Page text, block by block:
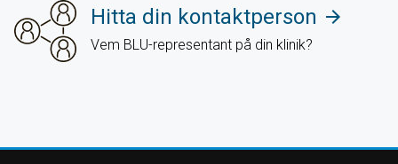
Hitta din kontaktperson arrow_forward
Vem BLU-representant på din klinik?